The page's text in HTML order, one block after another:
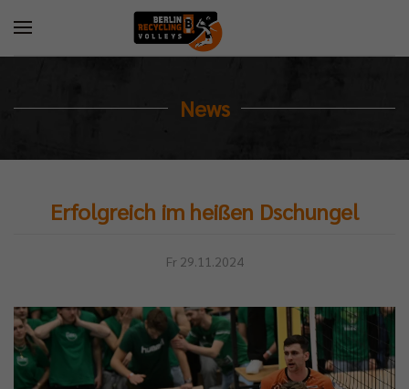
News
Erfolgreich im heißen Dschungel
Fr 29.11.2024